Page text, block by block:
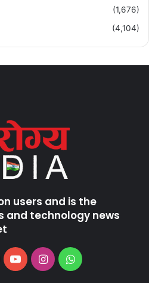
(1,676)
(4,104)
users and is the
and technology news
YouTubeInstagramWhatsApp